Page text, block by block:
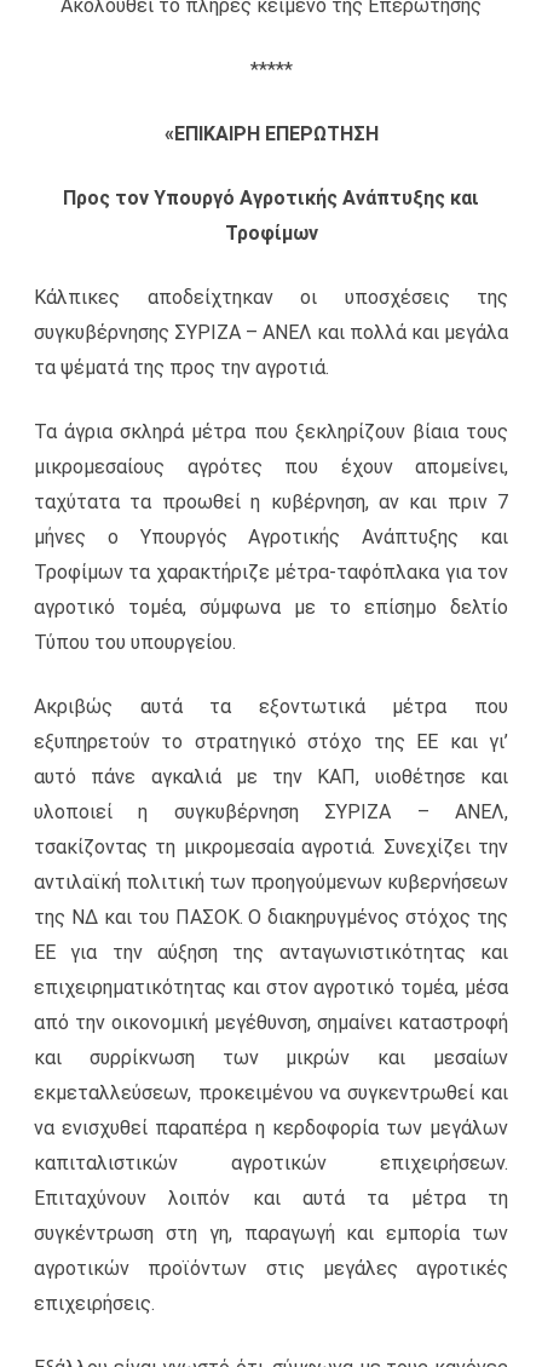
Ακολουθεί το πλήρες κείμενο της Επερώτησης
*****
«ΕΠΙΚΑΙΡΗ ΕΠΕΡΩΤΗΣΗ
Προς τον Υπουργό Αγροτικής Ανάπτυξης και
Τροφίμων
Κάλπικες αποδείχτηκαν οι υποσχέσεις της
συγκυβέρνησης ΣΥΡΙΖΑ – ΑΝΕΛ και πολλά και μεγάλα
τα ψέματά της προς την αγροτιά.
Τα άγρια σκληρά μέτρα που ξεκληρίζουν βίαια τους
μικρομεσαίους αγρότες που έχουν απομείνει,
ταχύτατα τα προωθεί η κυβέρνηση, αν και πριν 7
μήνες ο Υπουργός Αγροτικής Ανάπτυξης και
Τροφίμων τα χαρακτήριζε μέτρα-ταφόπλακα για τον
αγροτικό τομέα, σύμφωνα με το επίσημο δελτίο
Τύπου του υπουργείου.
Ακριβώς αυτά τα εξοντωτικά μέτρα που
εξυπηρετούν το στρατηγικό στόχο της ΕΕ και γι’
αυτό πάνε αγκαλιά με την ΚΑΠ, υιοθέτησε και
υλοποιεί η συγκυβέρνηση ΣΥΡΙΖΑ – ΑΝΕΛ,
τσακίζοντας τη μικρομεσαία αγροτιά. Συνεχίζει την
αντιλαϊκή πολιτική των προηγούμενων κυβερνήσεων
της ΝΔ και του ΠΑΣΟΚ. Ο διακηρυγμένος στόχος της
ΕΕ για την αύξηση της ανταγωνιστικότητας και
επιχειρηματικότητας και στον αγροτικό τομέα, μέσα
από την οικονομική μεγέθυνση, σημαίνει καταστροφή
και συρρίκνωση των μικρών και μεσαίων
εκμεταλλεύσεων, προκειμένου να συγκεντρωθεί και
να ενισχυθεί παραπέρα η κερδοφορία των μεγάλων
καπιταλιστικών αγροτικών επιχειρήσεων.
Επιταχύνουν λοιπόν και αυτά τα μέτρα τη
συγκέντρωση στη γη, παραγωγή και εμπορία των
αγροτικών προϊόντων στις μεγάλες αγροτικές
επιχειρήσεις.